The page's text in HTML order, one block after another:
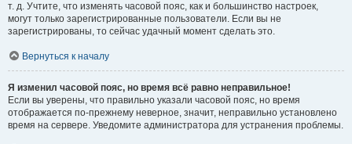
т. д. Учтите, что изменять часовой пояс, как и большинство настроек,
могут только зарегистрированные пользователи. Если вы не
зарегистрированы, то сейчас удачный момент сделать это.
Вернуться к началу
Я изменил часовой пояс, но время всё равно неправильное!
Если вы уверены, что правильно указали часовой пояс, но время
отображается по-прежнему неверное, значит, неправильно установлено
время на сервере. Уведомите администратора для устранения проблемы.